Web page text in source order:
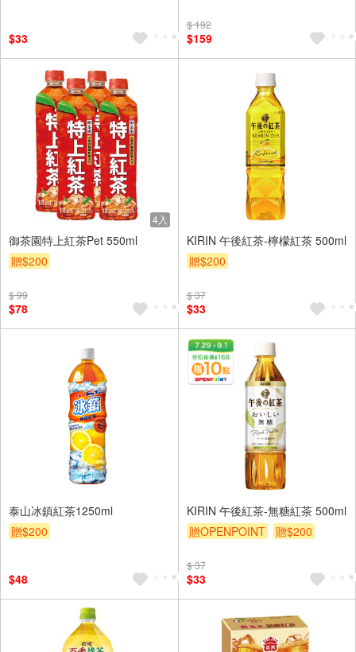
$33
$ 192
$159
4入
御茶園特上紅茶Pet 550ml
贈$200
$ 99
$78
KIRIN 午後紅茶-檸檬紅茶 500ml
贈$200
$ 37
$33
泰山冰鎮紅茶1250ml
贈$200
$48
KIRIN 午後紅茶-無糖紅茶 500ml
贈OPENPOINT
贈$200
$ 37
$33